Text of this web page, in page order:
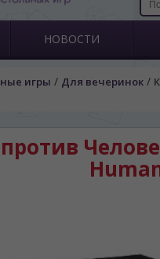
НОВОСТИ
игры / Для вечеринок /